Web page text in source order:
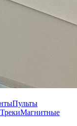
Пульты
ТрекиМагнитные